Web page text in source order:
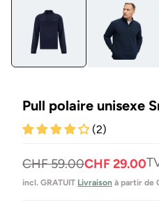
modal
Pull polaire unisexe
(2)
CHF 59.00CHF 29.00
incl. GRATUIT Livraison à partir de